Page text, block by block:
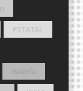
ESTATAL
Galería